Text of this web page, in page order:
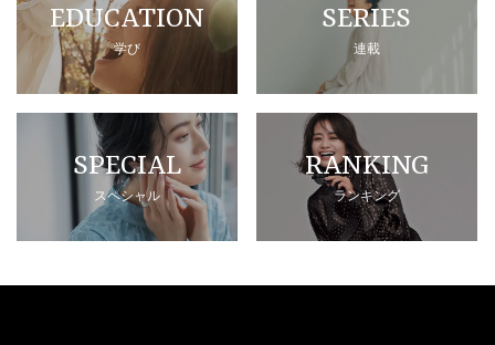
EDUCATION
学び
SERIES
連載
SPECIAL
スペシャル
RANKING
ランキング